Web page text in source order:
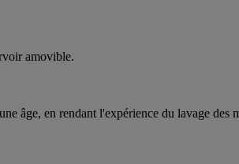
amovible.
âge, en rendant l'expérience du lavage